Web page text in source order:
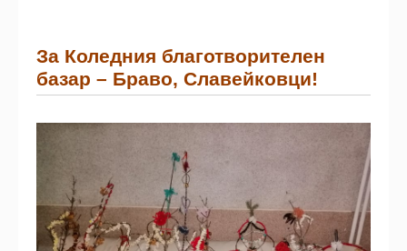
За Коледния благотворителен
базар – Браво, Славейковци!